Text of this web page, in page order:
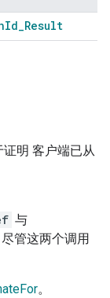
Id_Result
明 客户端已从
与
管这两个调用
。